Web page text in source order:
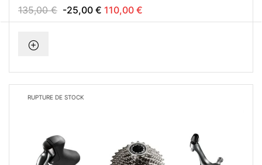
135,00 € -25,00 € 110,00 €
RUPTURE DE STOCK